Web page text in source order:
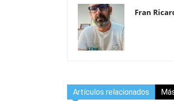
Fran
Artículos relacionados